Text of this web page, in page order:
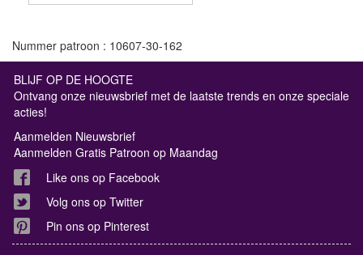
Nummer patroon : 10607-30-162
BLIJF OP DE HOOGTE
Ontvang onze nieuwsbrief met de laatste trends en onze speciale
acties!
Aanmelden Nieuwsbrief
Aanmelden Gratis Patroon op Maandag
Like ons op Facebook
Volg ons op Twitter
Pin ons op Pinterest